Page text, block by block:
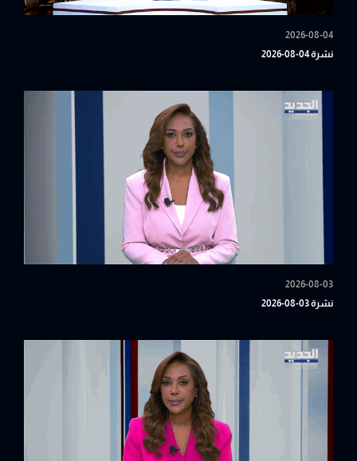
2026-08-04
نشرة 04-08-2026
2026-08-03
نشرة 03-08-2026